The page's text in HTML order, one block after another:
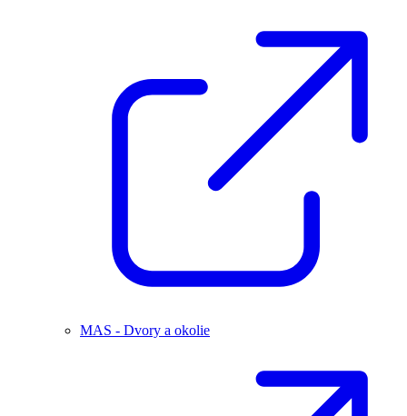
MAS - Dvory a okolie